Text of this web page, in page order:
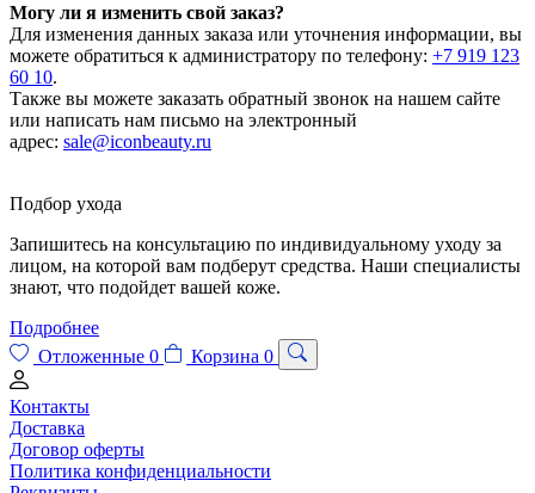
Могу ли я изменить свой заказ?
Для изменения данных заказа или уточнения информации, вы
можете обратиться к администратору по телефону: +7 919 123
60 10.
Также вы можете заказать обратный звонок на нашем сайте
или написать нам письмо на электронный
адрес: sale@iconbeauty.ru
Подбор ухода
Запишитесь на консультацию по индивидуальному уходу за
лицом, на которой вам подберут средства. Наши специалисты
знают, что подойдет вашей коже.
Подробнее
Отложенные 0 Корзина 0
Контакты
Доставка
Договор оферты
Политика конфиденциальности